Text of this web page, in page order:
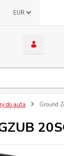
EUR
do auta Ground